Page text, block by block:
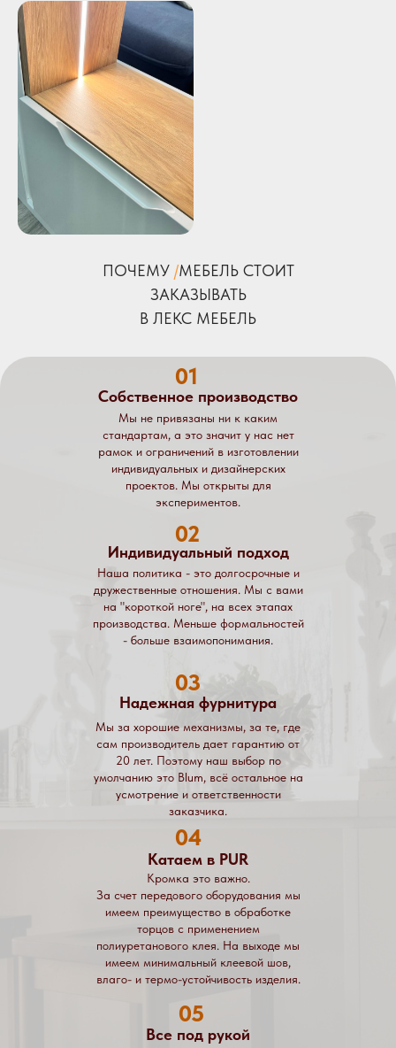
ПОЧЕМУ /МЕБЕЛЬ СТОИТ
ЗАКАЗЫВАТЬ
В ЛЕКС МЕБЕЛЬ
Мы не привязаны ни к каким
стандартам, а это значит у нас нет
рамок и ограничений в изготовлении
индивидуальных и дизайнерских
проектов. Мы открыты для
экспериментов.
Собственное производство
01
Наша политика - это долгосрочные и
дружественные отношения. Мы с вами
на "короткой ноге", на всех этапах
производства. Меньше формальностей
- больше взаимопонимания.
Индивидуальный подход
02
Кромка это важно.
За счет передового оборудования мы
имеем преимущество в обработке
торцов с применением
полиуретанового клея. На выходе мы
имеем минимальный клеевой шов,
влаго- и термо-устойчивость изделия.
Катаем в PUR
04
03
Надежная фурнитура
Мы за хорошие механизмы, за те, где
сам производитель дает гарантию от
20 лет. Поэтому наш выбор по
умолчанию это Blum, всё остальное на
усмотрение и ответственности
заказчика.
Все под рукой
05